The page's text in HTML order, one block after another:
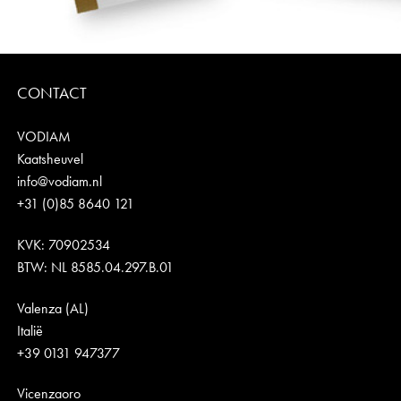
CONTACT
VODIAM
Kaatsheuvel
info@vodiam.nl
+31 (0)85 8640 121
KVK: 70902534
BTW: NL 8585.04.297.B.01
Valenza (AL)
Italië
+39 0131 947377
Vicenzaoro